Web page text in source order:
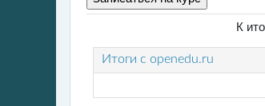
К
Итоги с openedu.ru